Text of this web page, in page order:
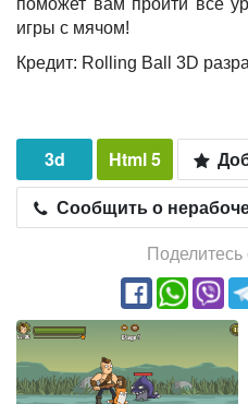
поможет вам пройти все
игры с мячом!
Кредит: Rolling Ball 3D
3d Html 5
Сообщить о
Поделитесь